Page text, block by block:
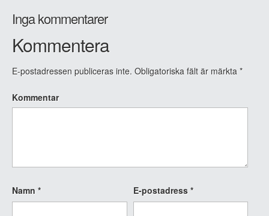
Inga kommentarer
Kommentera
E-postadressen publiceras inte. Obligatoriska fält är märkta *
Kommentar
Namn * E-postadress *